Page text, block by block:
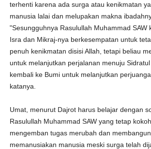
terhenti karena ada surga atau kenikmatan
manusia lalai dan melupakan makna
"Sesungguhnya Rasulullah Muhammad SAW
Isra dan Mikraj-nya berkesempatan untuk
penuh kenikmatan disisi Allah, tetapi beliau
untuk melanjutkan perjalanan menuju
kembali ke Bumi untuk melanjutkan
katanya.
Umat, menurut Dajrot harus belajar dengan
Rasulullah Muhammad SAW yang tetap
mengemban tugas merubah dan
memanusiakan manusia meski surga telah